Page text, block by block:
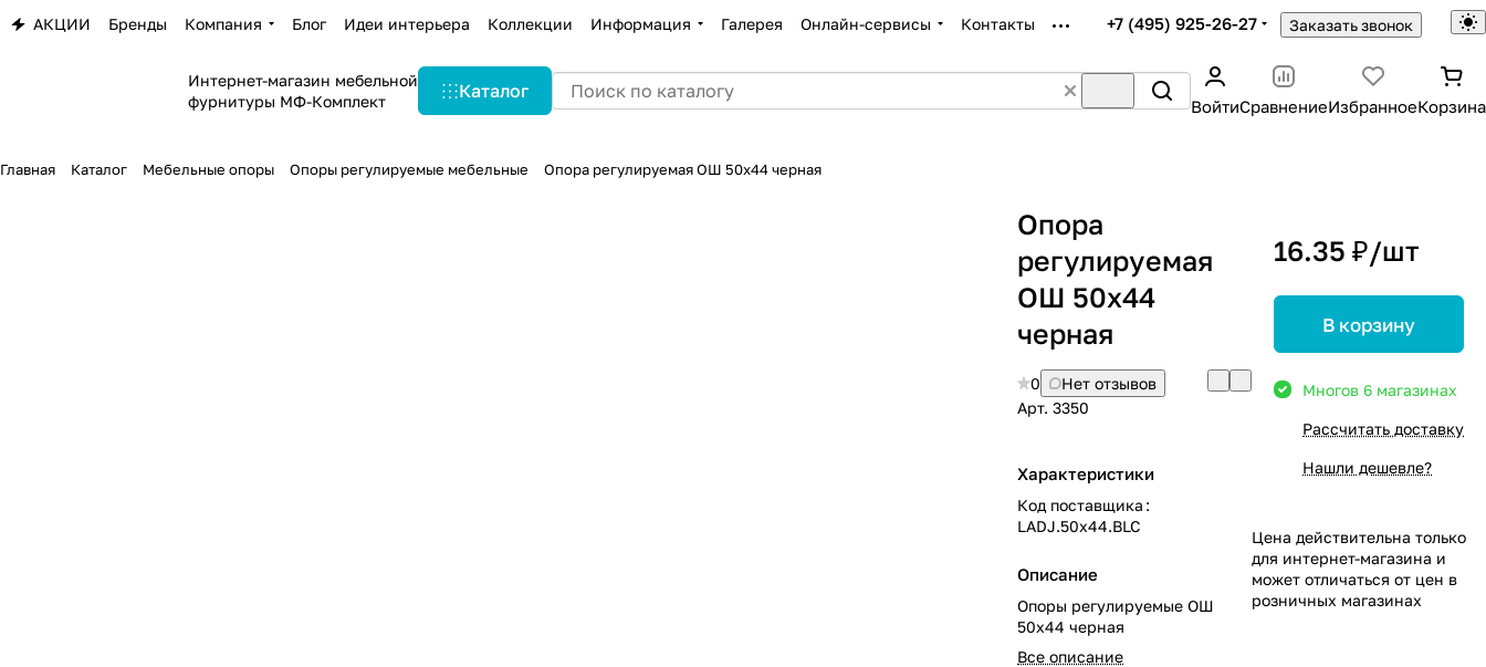
АКЦИИ Бренды Компания Блог Идеи интерьера Коллекции Информация Галерея Онлайн-сервисы Контакты +7 (495) 925-26-27 Заказать звонок
Интернет-магазин мебельной
фурнитуры МФ-Комплект
Каталог
ВойтиСравнениеИзбранноеКорзина
Главная Каталог Мебельные опоры Опоры регулируемые мебельные Опора регулируемая ОШ 50х44 черная
Опора
регулируемая
ОШ 50х44
черная
0
Нет отзывов
Арт. 3350
Характеристики
Код поставщика :
LADJ.50x44.BLC
Описание
Опоры регулируемые ОШ
50х44 черная
Все описание
16.35 ₽/шт
В корзину
Многов 6 магазинах
Рассчитать доставку
Нашли дешевле?
Цена действительна только
для интернет-магазина и
может отличаться от цен в
розничных магазинах